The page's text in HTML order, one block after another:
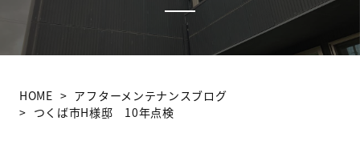
HOME
アフターメンテナンスブログ
つくば市H様邸 10年点検